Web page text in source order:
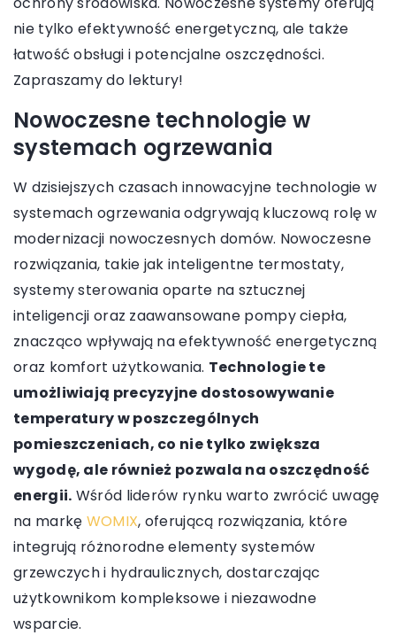
nie tylko efektywność energetyczną, ale także
łatwość obsługi i potencjalne oszczędności.
Zapraszamy do lektury!
Nowoczesne technologie w
systemach ogrzewania
W dzisiejszych czasach innowacyjne technologie w
systemach ogrzewania odgrywają kluczową rolę w
modernizacji nowoczesnych domów. Nowoczesne
rozwiązania, takie jak inteligentne termostaty,
systemy sterowania oparte na sztucznej
inteligencji oraz zaawansowane pompy ciepła,
znacząco wpływają na efektywność energetyczną
oraz komfort użytkowania. Technologie te
umożliwiają precyzyjne dostosowywanie
temperatury w poszczególnych
pomieszczeniach, co nie tylko zwiększa
wygodę, ale również pozwala na oszczędność
energii. Wśród liderów rynku warto zwrócić uwagę
na markę WOMIX, oferującą rozwiązania, które
integrują różnorodne elementy systemów
grzewczych i hydraulicznych, dostarczając
użytkownikom kompleksowe i niezawodne
wsparcie.